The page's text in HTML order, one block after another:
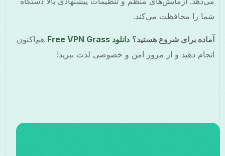
شما را محافظت می‌کند.
آماده برای شروع هستید؟ دانلود Free VPN Grass
هم‌اکنون
انجام دهید و از مرور امن و خصوصی لذت ببرید!